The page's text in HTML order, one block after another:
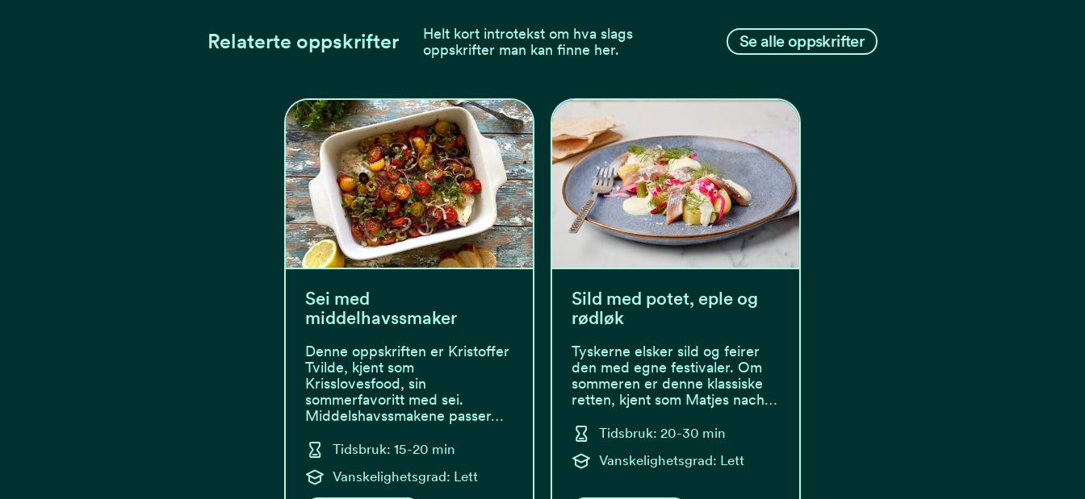
Relaterte oppskrifter
Helt kort introtekst om hva slags
oppskrifter man kan finne her.
Se alle oppskrifter
Sei med
middelhavssmaker
Denne oppskriften er Kristoffer
Tvilde, kjent som
Krisslovesfood, sin
sommerfavoritt med sei.
Middelshavssmakene passer…
Tidsbruk: 15-20 min
Vanskelighetsgrad: Lett
Sild med potet, eple og
rødløk
Tyskerne elsker sild og feirer
den med egne festivaler. Om
sommeren er denne klassiske
retten, kjent som Matjes nach…
Tidsbruk: 20-30 min
Vanskelighetsgrad: Lett